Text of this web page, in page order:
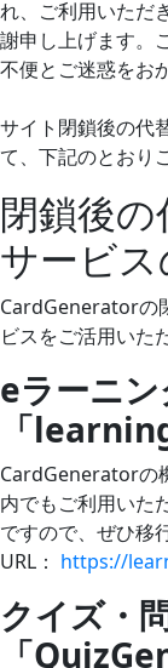
れ、ご利用いただ
謝申し上げます。
不便とご迷惑をお
サイト閉鎖後の代
て、下記のとおり
閉鎖後
サービ
CardGeneratorの
ビスをご活用いた
eラーニ
「
CardGeneratorの
内でもご利用いた
ですので、ぜひ移
URL： https://
クイズ・
「